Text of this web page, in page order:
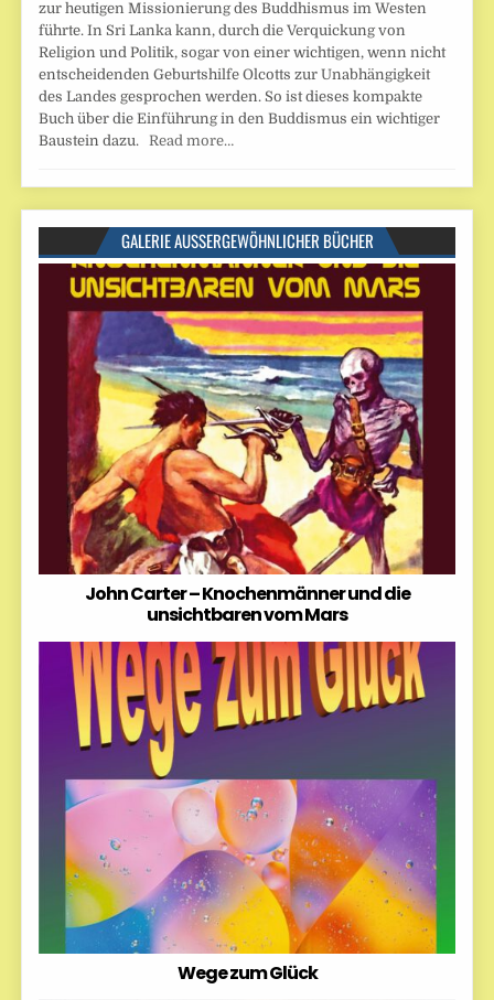
zur heutigen Missionierung des Buddhismus im Westen
führte. In Sri Lanka kann, durch die Verquickung von
Religion und Politik, sogar von einer wichtigen, wenn nicht
entscheidenden Geburtshilfe Olcotts zur Unabhängigkeit
des Landes gesprochen werden. So ist dieses kompakte
Buch über die Einführung in den Buddismus ein wichtiger
Baustein dazu. Read more…
GALERIE AUSSERGEWÖHNLICHER BÜCHER
John Carter – Knochenmänner und die
unsichtbaren vom Mars
Wege zum Glück